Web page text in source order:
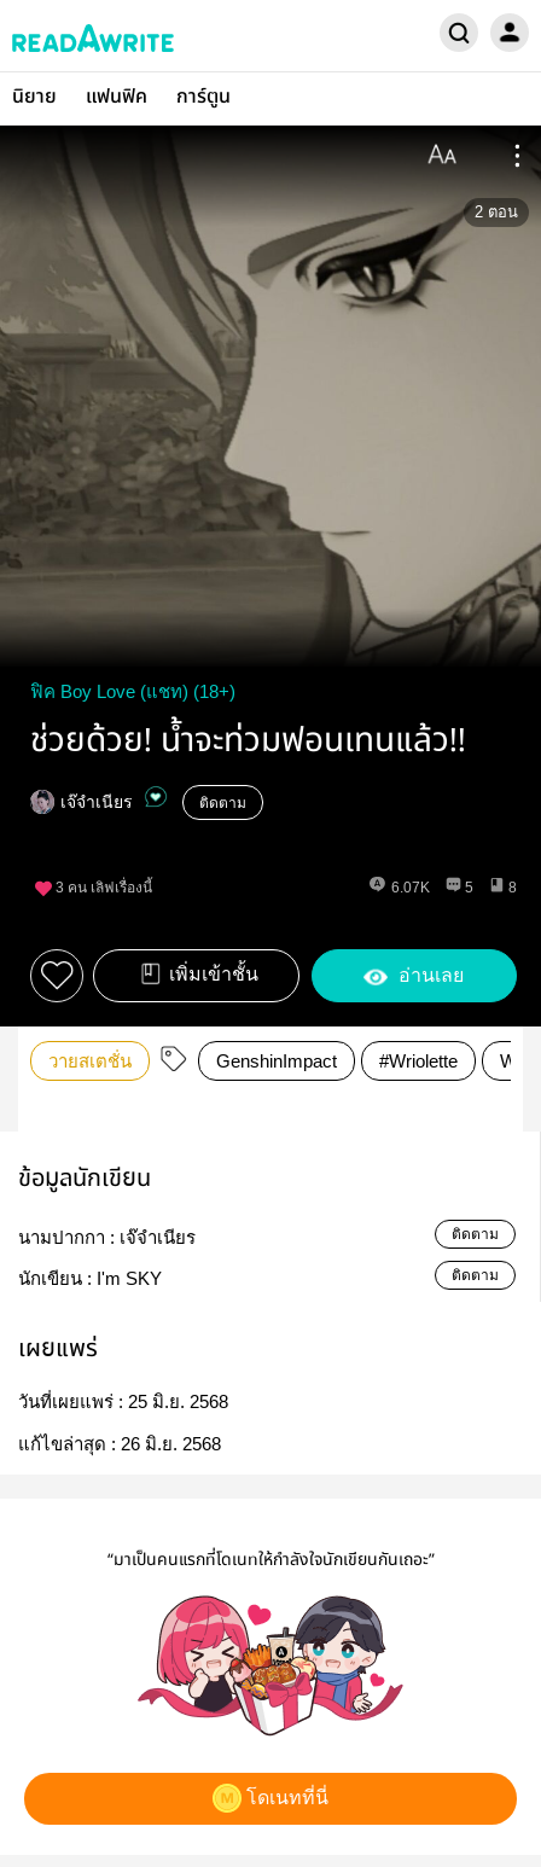
นิยาย แฟนฟิค การ์ตูน
2 ตอน
ฟิค Boy Love (แชท) (18+)
ช่วยด้วย! น้ำจะท่วมฟอนเทนแล้ว!!
เจ๊จำเนียร ติดตาม
3 คน เลิฟเรื่องนี้ 6.07K 5 8
เพิ่มเข้าชั้น อ่านเลย
วายสเตชั่น GenshinImpact #Wriolette
ข้อมูลนักเขียน
นามปากกา : เจ๊จำเนียร ติดตาม
นักเขียน : I'm SKY ติดตาม
เผยแพร่
วันที่เผยแพร่ : 25 มิ.ย. 2568
แก้ไขล่าสุด : 26 มิ.ย. 2568
“มาเป็นคนแรกที่โดเนทให้กำลังใจนักเขียนกันเถอะ”
โดเนทที่นี่